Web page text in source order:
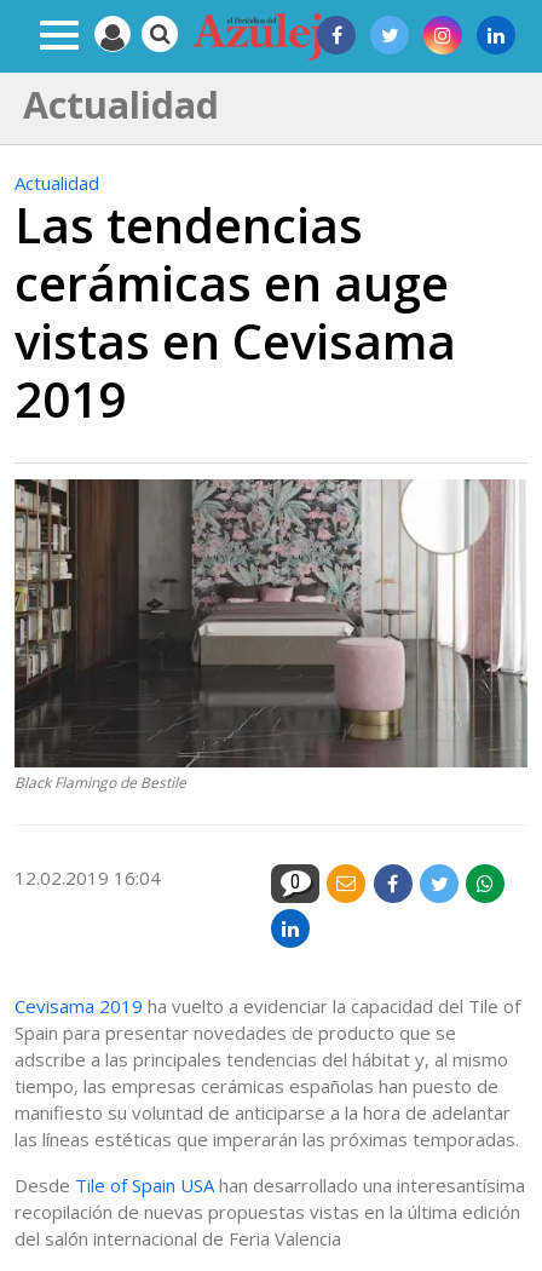
Actualidad
Actualidad
Las tendencias
cerámicas en auge
vistas en Cevisama
2019
Black Flamingo de Bestile
12.02.2019 16:04 0
Cevisama 2019 ha vuelto a evidenciar la capacidad del Tile of
Spain para presentar novedades de producto que se
adscribe a las principales tendencias del hábitat y, al mismo
tiempo, las empresas cerámicas españolas han puesto de
manifiesto su voluntad de anticiparse a la hora de adelantar
las líneas estéticas que imperarán las próximas temporadas.
Desde Tile of Spain USAhan desarrollado una interesantísima
recopilación de nuevas propuestas vistas en la última edición
del salón internacional de Feria Valencia